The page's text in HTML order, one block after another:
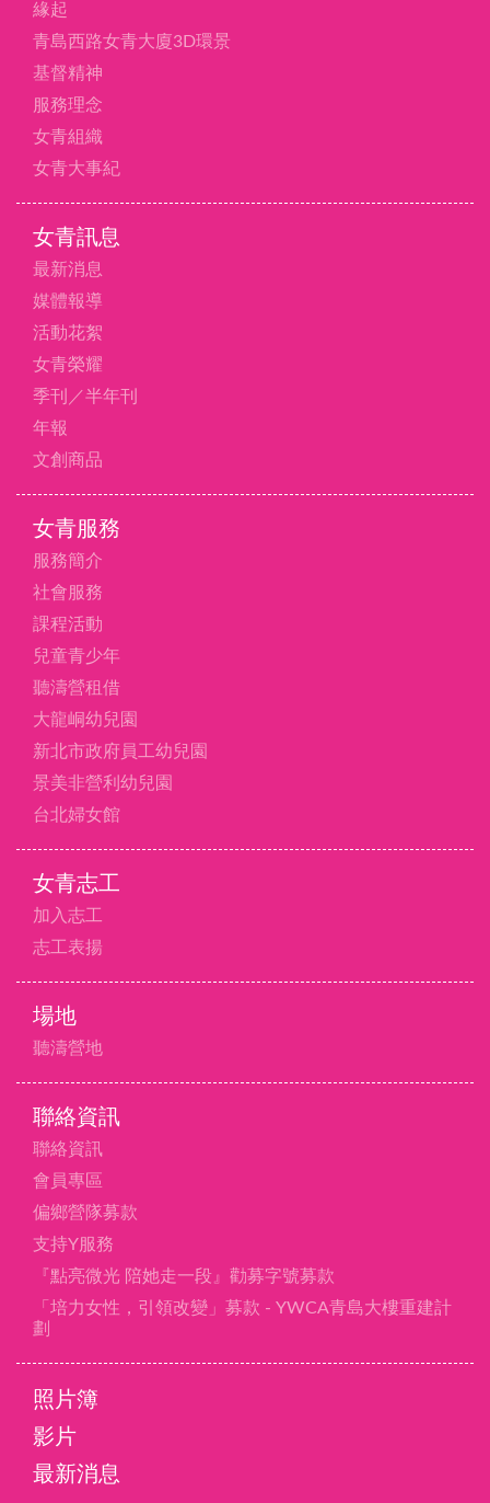
緣起
青島西路女青大廈3D環景
基督精神
服務理念
女青組織
女青大事紀
女青訊息
最新消息
媒體報導
活動花絮
女青榮耀
季刊／半年刊
年報
文創商品
女青服務
服務簡介
社會服務
課程活動
兒童青少年
聽濤營租借
大龍峒幼兒園
新北市政府員工幼兒園
景美非營利幼兒園
台北婦女館
女青志工
加入志工
志工表揚
場地
聽濤營地
聯絡資訊
聯絡資訊
會員專區
偏鄉營隊募款
支持Y服務
『點亮微光 陪她走一段』勸募字號募款
「培力女性，引領改變」募款 - YWCA青島大樓重建計
劃
照片簿
影片
最新消息